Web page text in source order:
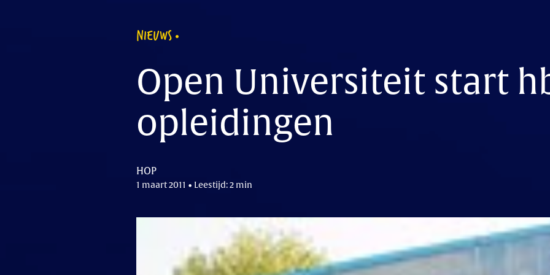
NIEUWS
Open Universiteit start
opleidingen
HOP
1 maart 2011 • Leestijd: 2 min